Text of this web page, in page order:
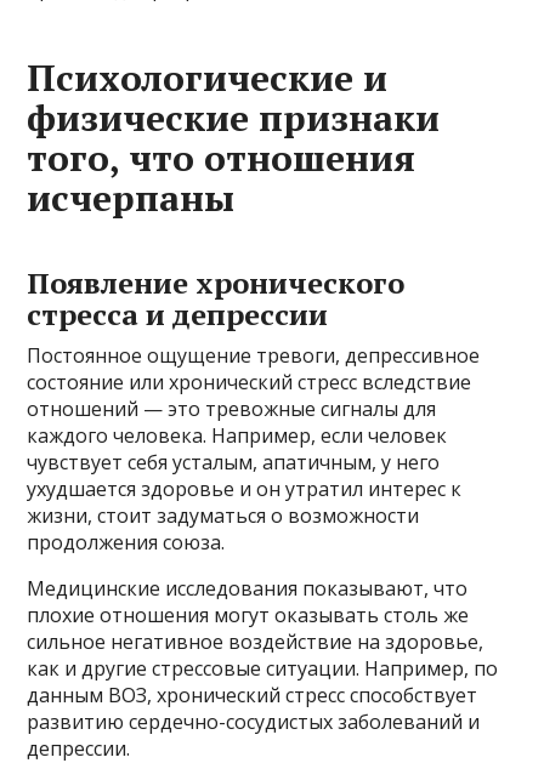
Психологические и
физические признаки
того, что отношения
исчерпаны
Появление хронического
стресса и депрессии
Постоянное ощущение тревоги, депрессивное
состояние или хронический стресс вследствие
отношений — это тревожные сигналы для
каждого человека. Например, если человек
чувствует себя усталым, апатичным, у него
ухудшается здоровье и он утратил интерес к
жизни, стоит задуматься о возможности
продолжения союза.
Медицинские исследования показывают, что
плохие отношения могут оказывать столь же
сильное негативное воздействие на здоровье,
как и другие стрессовые ситуации. Например, по
данным ВОЗ, хронический стресс способствует
развитию сердечно-сосудистых заболеваний и
депрессии.